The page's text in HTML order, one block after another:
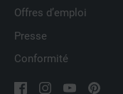
Offres d’emploi
Presse
Conformité
UTILITÉ